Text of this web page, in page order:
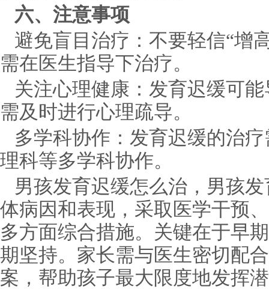
六、注意事项
避免盲目治疗：不要轻信“增
需在医生指导下治疗。
关注心理健康：发育迟缓可
需及时进行心理疏导。
多学科协作：发育迟缓的治
理科等多学科协作。
男孩发育迟缓怎么治，男孩
体病因和表现，采取医学干预
多方面综合措施。关键在于早
期坚持。家长需与医生密切配
案，帮助孩子最大限度地发挥